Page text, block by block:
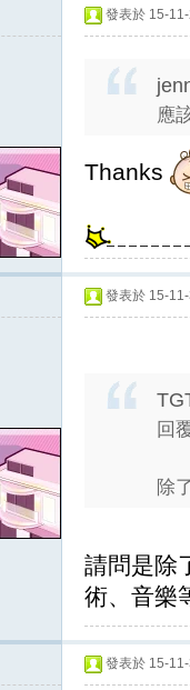
發表於 15-
應
Thanks
發表於 15-
回
除
請問是除
術、音樂
發表於 15-